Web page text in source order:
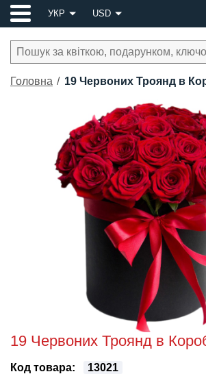
УКР USD
Головна 19 Червоних Троянд в
19 Червоних Троянд в
Код товара: 13021